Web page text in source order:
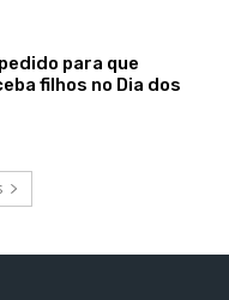
para que
filhos no Dia dos